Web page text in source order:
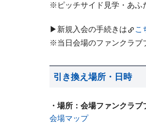
※ピッチサイド見学・あふ
▶新規入会の手続きは
こ
※当日会場のファンクラブ
引き換え場所・日時
・場所：会場ファンクラ
会場マップ